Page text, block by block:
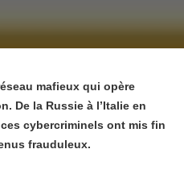
mafieux qui opère
De la Russie à l’Italie en
ces cybercriminels ont mis fin
frauduleux.